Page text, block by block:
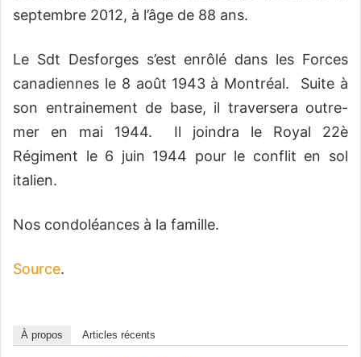
septembre 2012, à l’âge de 88 ans.
Le Sdt Desforges s’est enrôlé dans les Forces
canadiennes le 8 août 1943 à Montréal. Suite à
son entrainement de base, il traversera outre-
mer en mai 1944. Il joindra le Royal 22è
Régiment le 6 juin 1944 pour le conflit en sol
italien.
Nos condoléances à la famille.
Source.
À propos Articles récents